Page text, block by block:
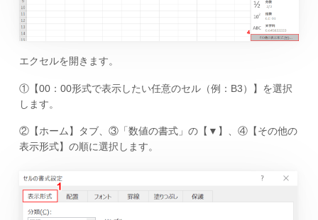
エクセルを開きます。
①【00：00形式で表示したい任意のセル（例：B3）】を選択
します。
②【ホーム】タブ、③「数値の書式」の【▼】、④【その他の
表示形式】の順に選択します。